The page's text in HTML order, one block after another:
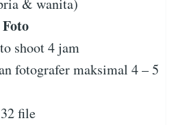
& wanita)
shoot 4 jam
fotografer maksimal 4 – 5
file